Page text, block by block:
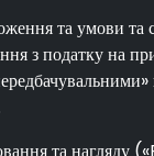
та умови та
з податку на